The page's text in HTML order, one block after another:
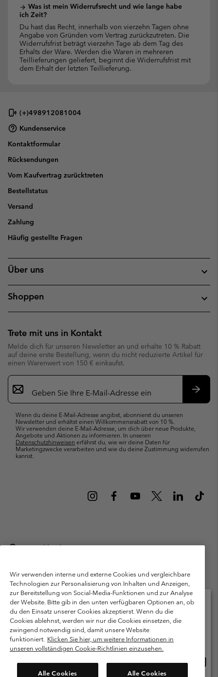
arrow_forward Was ist mein Widerrufsrecht und wie lange habe
ich Zeit?
Du hast das Recht, innerhalb von vierzehn Tagen ohne
Angabe von Gründen vom Vertrag zurückzutreten. Die
Widerrufsfrist beträgt vierzehn Tage ab dem Tag des
Erhalts der Ware. Werden die Waren in mehreren
Teillieferungen geliefert, beginnt die Widerrufsfrist mit
dem Erhalt der letzten Teillieferung.
(+)498912081004
Kundenservice
Kontaktformular
Rücksendungen
Vom Kaufvertrag zurücktreten
Bestellstatus
Versand
Zahlung
Häufig gestellte Fragen
Über uns
Shoppen
Trete mit uns in Kontakt
Melde dich für unseren Newsletter an und erhalte 10 % Rabatt
auf deine erste Bestellung, wenn du nicht reduzierte Artikel für
einen Warenwert von 150 € einkaufst.
Newsletter-
Anmeldung
Wenn du deine E-Mail-Adresse angibst, abonnierst du unseren
Newsletter und erhältst einen Willkommensrabatt von 10 %.
Wir verwenden deine E-Mail-Adresse, um dich über neue Produkte,
Angebote und Aktionen zu informieren. In unseren
Datenschutzhinweisen erfährst du, wie wir deine Daten für
Marketingzwecke verarbeiten und wie du deine Zustimmung widerrufen
kannst.
Deutschland
München Deutschland. Alle Rechte vorbehalten.
Nutzungsbedingungen
Allgemeine Verkaufsbedingungen
Garantie
Datenschutzerklärung
Bestimmungen und Bedingungen des Mitglieder Programms
Nutzungsbedingungen Für Nutzergenerierte Inhalte
Cookies
Public CBCR
Kundenservice: Mo- Fr. 9:00 - 13:00 & 14:00- 18:00 Uhr
Wir verwenden interne und externe Cookies und vergleichbare
Technologien zur Personalisierung von Inhalten und Anzeigen,
zur Bereitstellung von Social-Media-Funktionen und zur Analyse
der Website. Bitte gib in den unten verfügbaren Optionen an, ob
du den Einsatz unserer Cookies akzeptierst. Wenn du die
Cookies ablehnst, werden wir nur die Cookies einsetzen, die
zwingend notwendig sind, damit unsere Website
funktioniert. Klicken Sie hier, um weitere Informationen in
unseren vollständigen Cookie-Richtlinien einzusehen.
Alle Cookies Alle Cookies
Bitte wählen Sie Ihr Lieferland und Ihre Sprache
Online-Einkauf verfügbar